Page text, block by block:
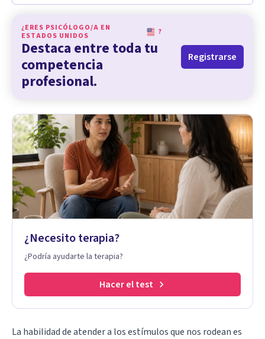
¿ERES PSICÓLOGO/A EN
ESTADOS UNIDOS
?
Destaca entre toda tu
competencia
profesional.
Registrarse
¿Necesito terapia?
¿Podría ayudarte la terapia?
Hacer el test
La habilidad de atender a los estímulos que nos rodean es